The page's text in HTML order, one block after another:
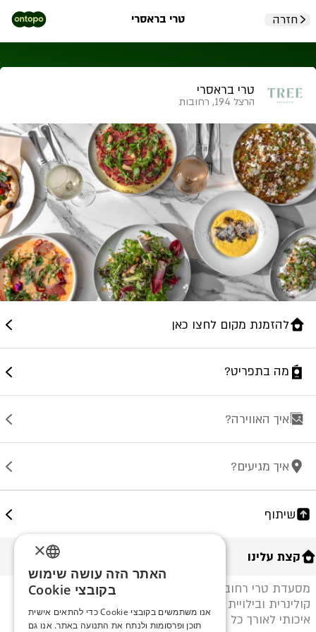
חזרה טרי בראסרי
טרי בראסרי
הרצל 194, רחובות
להזמנת מקום לחצו כאן
מה בתפריט?
איך האווירה?
איך מגיעים?
שיתוף
קצת עלינו
מסעדת טרי רחובות היא בראסרי מקומי המספק חוויה
קולינרית ובילויית ברמה אחרת. עם גינה מדהימה ותפריט
איכותי לאורך כל היום שמספק ארוחות בוקר, ערב ויינות.
ENGLISH
SERBIA
×
האתר הזה עושה שימוש
בקובצי Cookie
אנו משתמשים בקובצי Cookie כדי להתאים אישית
תוכן ופרסומות ולנתח את התנועה באתר. אנו גם